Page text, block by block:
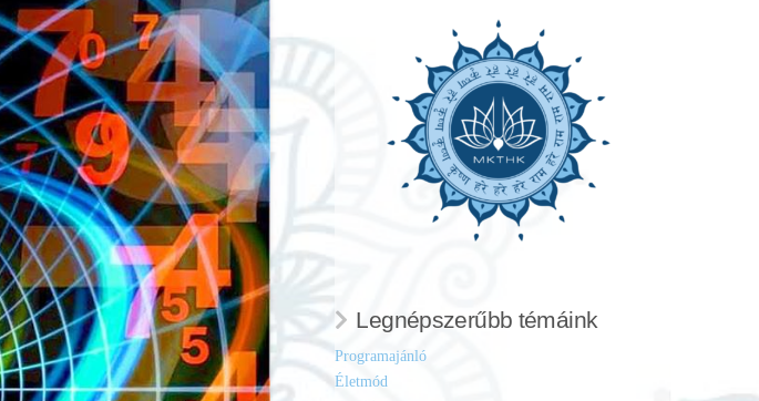
Legnépszerűbb témáink
Programajánló
Életmód